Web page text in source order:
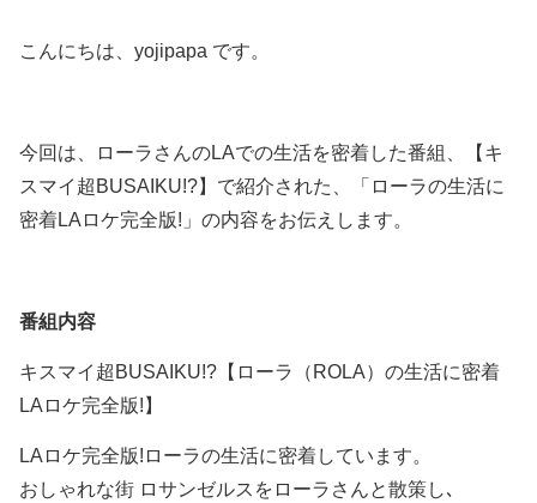
こんにちは、yojipapa です。
今回は、ローラさんのLAでの生活を密着した番組、【キ
スマイ超BUSAIKU!?】で紹介された、「ローラの生活に
密着LAロケ完全版!」の内容をお伝えします。
番組内容
キスマイ超BUSAIKU!?【ローラ（ROLA）の生活に密着
LAロケ完全版!】
LAロケ完全版!ローラの生活に密着しています。
おしゃれな街 ロサンゼルスをローラさんと散策し､